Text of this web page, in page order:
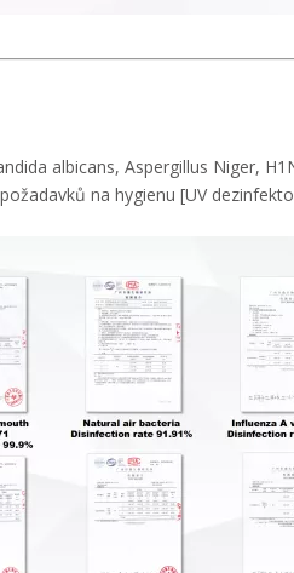
albicans, Aspergillus Niger,
na hygienu [UV